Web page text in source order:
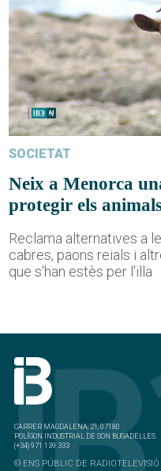
SOCIETAT
Neix a Menorca
protegir els
Reclama alternatives a
cabres, paons reials i
que s'han estès per l'illa
CARRER MAGDALENA, 21, 07180
POLÍGON INDUSTRIAL DE SON BUGADELLES
(+34) 971 139 333
© ENS PÚBLIC DE